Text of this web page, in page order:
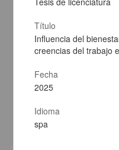
Percepción de los médicos
Andrade-Castellanos, Carlos
Ramos-Herrera, Igor Martín -
Título
Influencia del
creencias del trabajo
Fecha
2025
Idioma
spa